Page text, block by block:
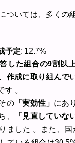
ついては、多くの
予定: 12.7%
した組合の9割以
作成に取り組んで
す 。
の 「実効性」 にあ
、
「見直していな
ました 。また、